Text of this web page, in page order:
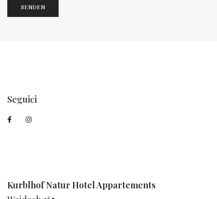
SENDEN
Seguici
Kurblhof Natur Hotel Appartements